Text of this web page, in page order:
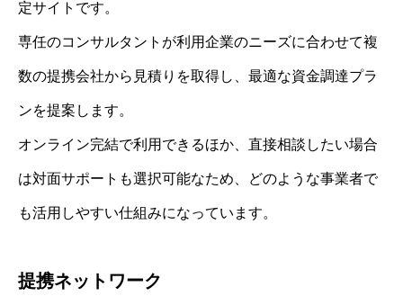
定サイトです。
専任のコンサルタントが利用企業のニーズに合わせて複
数の提携会社から見積りを取得し、最適な資金調達プラ
ンを提案します。
オンライン完結で利用できるほか、直接相談したい場合
は対面サポートも選択可能なため、どのような事業者で
も活用しやすい仕組みになっています。
提携ネットワーク